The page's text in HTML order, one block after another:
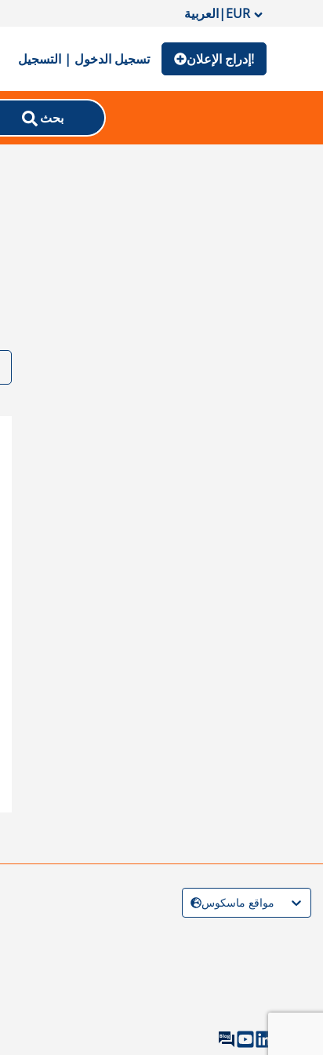
العربية|EUR
تسجيل الدخول | التسجيل إدراج الإعلان!
بحث
مواقع ماسكوس